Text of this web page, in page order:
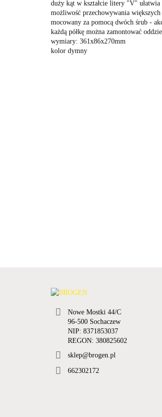
duży kąt w kształcie litery "V"
możliwość przechowywania
mocowany za pomocą dwóch śrub -
każdą półkę można zamontować
wymiary: 361x86x270mm
kolor dymny
Nowe Mostki 44/C
96-500 Sochaczew
NIP: 8371853037
REGON: 380825602
sklep@brogen.pl
662302172